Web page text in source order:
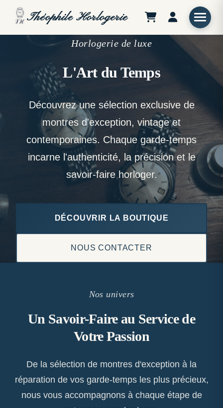
ThéophileHorlogerie
Horlogerie de luxe
L'Art du Temps
Découvrez une sélection exclusive de
montres d'exception, vintage et
contemporaines. Chaque garde-temps
incarne l'authenticité, la précision et le
savoir-faire horloger.
DÉCOUVRIR LA BOUTIQUE
NOUS CONTACTER
Nos univers
Un Savoir-Faire au Service de
Votre Passion
De la sélection de montres d'exception à la
réparation de vos garde-temps les plus précieux,
nous vous accompagnons à chaque étape de